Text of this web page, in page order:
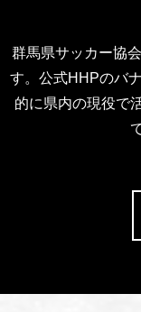
群馬県サッカー協
す。公式HHPのバ
的に県内の現役で